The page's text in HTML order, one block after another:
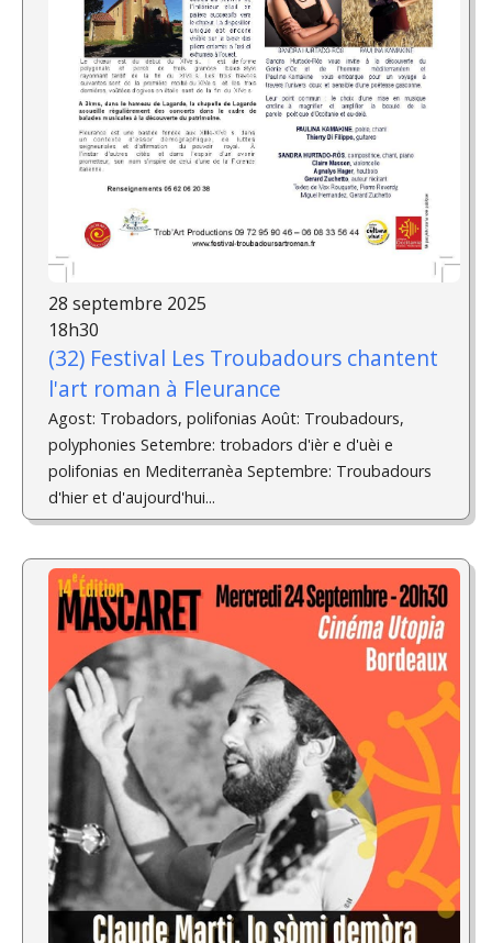
28 septembre 2025
18h30
(32) Festival Les Troubadours chantent
l'art roman à Fleurance
Agost: Trobadors, polifonias Août: Troubadours,
polyphonies Setembre: trobadors d'ièr e d'uèi e
polifonias en Mediterranèa Septembre: Troubadours
d'hier et d'aujourd'hui...